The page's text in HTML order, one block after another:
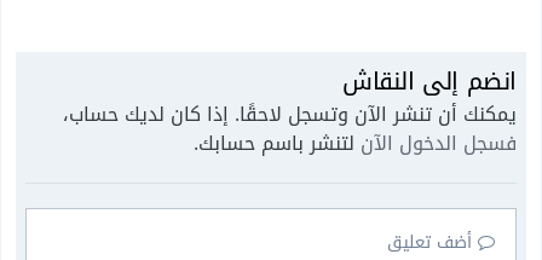
انضم إلى النقاش
يمكنك أن تنشر الآن وتسجل لاحقًا. إذا كان لديك حساب،
فسجل الدخول الآن لتنشر باسم حسابك.
أضف تعليق